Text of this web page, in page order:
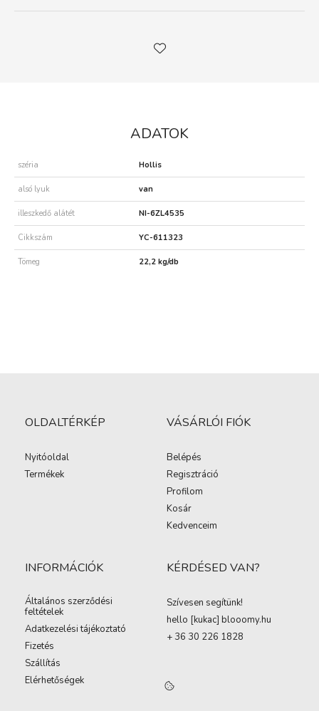
ADATOK
széria Hollis
alsó lyuk van
illeszkedő alátét NI-6ZL4535
Cikkszám YC-611323
Tömeg 22,2 kg/db
OLDALTÉRKÉP
Nyitóoldal
Termékek
VÁSÁRLÓI FIÓK
Belépés
Regisztráció
Profilom
Kosár
Kedvenceim
INFORMÁCIÓK
Általános szerződési
feltételek
Adatkezelési tájékoztató
Fizetés
Szállítás
Elérhetőségek
KÉRDÉSED VAN?
Szívesen segítünk!
hello [kukac] blooomy.hu
+ 36 30 226 1828